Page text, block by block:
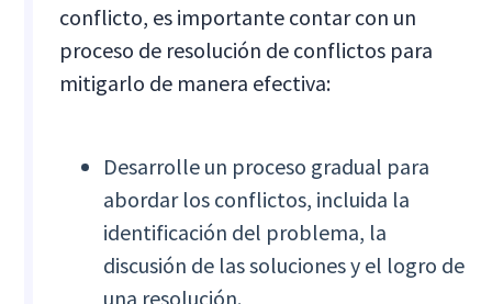
conflicto, es importante contar con un
proceso de resolución de conflictos para
mitigarlo de manera efectiva:
Desarrolle un proceso gradual para
abordar los conflictos, incluida la
identificación del problema, la
discusión de las soluciones y el logro de
una resolución.